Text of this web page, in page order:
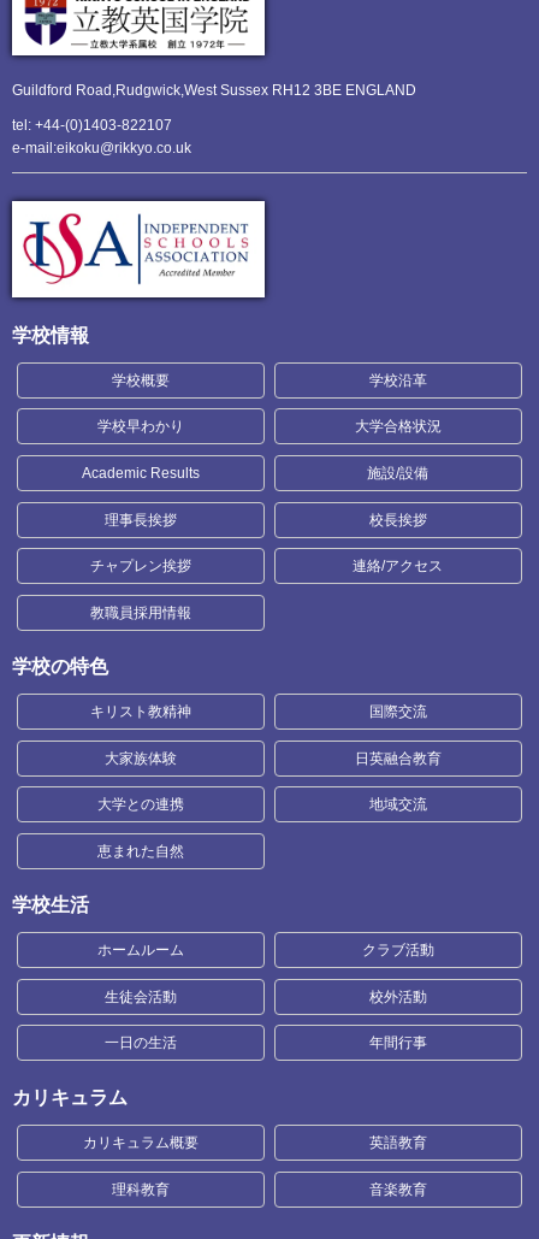
Guildford Road,Rudgwick,West Sussex RH12 3BE ENGLAND
tel: +44-(0)1403-822107
e-mail:eikoku@rikkyo.co.uk
学校情報
学校概要 学校沿革
学校早わかり 大学合格状況
Academic Results 施設/設備
理事長挨拶 校長挨拶
チャプレン挨拶 連絡/アクセス
教職員採用情報
学校の特色
キリスト教精神 国際交流
大家族体験 日英融合教育
大学との連携 地域交流
恵まれた自然
学校生活
ホームルーム クラブ活動
生徒会活動 校外活動
一日の生活 年間行事
カリキュラム
カリキュラム概要 英語教育
理科教育 音楽教育